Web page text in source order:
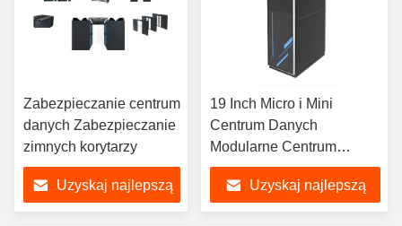
Zabezpieczanie centrum
danych Zabezpieczanie
zimnych korytarzy
Uzyskaj najlepszą
19 Inch Micro i Mini
Centrum Danych
Modularne Centrum
Danych Systemy UPS
Uzyskaj najlepszą